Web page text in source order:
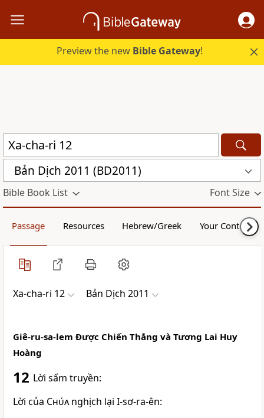
Preview the new Bible Gateway!
Bản Dịch 2011 (BD2011)
Bible Book List Font Size
Passage Resources Hebrew/Greek Your Content
Xa-cha-ri 12 Bản Dịch 2011
Giê-ru-sa-lem Ðược Chiến Thắng và Tương Lai Huy
Hoàng
12 Lời sấm truyền:
Lời của Chúanghịch lại I-sơ-ra-ên: